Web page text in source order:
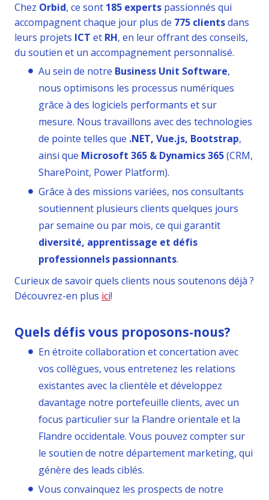
Chez Orbid, ce sont 185 experts passionnés qui
accompagnent chaque jour plus de 775 clientsdans
leurs projets ICT et RH, en leur offrant des conseils,
du soutien et un accompagnement personnalisé.
Au sein de notre Business Unit Software,
nous optimisons les processus numériques
grâce à des logiciels performants et sur
mesure. Nous travaillons avec des technologies
de pointe telles que .NET, Vue.js, Bootstrap,
ainsi que Microsoft 365 & Dynamics 365(CRM,
SharePoint, Power Platform).
Grâce à des missions variées, nos consultants
soutiennent plusieurs clients quelques jours
par semaine ou par mois, ce qui garantit
diversité, apprentissage et défis
professionnels passionnants.
Curieux de savoir quels clients nous soutenons déjà ?
Découvrez-en plus ici!
Quels défis vous proposons-nous?
En étroite collaboration et concertation avec
vos collègues, vous entretenez les relations
existantes avec la clientèle et développez
davantage notre portefeuille clients, avec un
focus particulier sur la Flandre orientale et la
Flandre occidentale. Vous pouvez compter sur
le soutien de notre département marketing, qui
génère des leads ciblés.
Vous convainquez les prospects de notre